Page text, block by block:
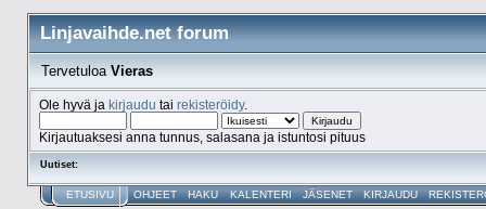
Linjavaihde.net forum
TervetuloaVieras
Ole hyvä ja kirjaudu tai rekisteröidy.
Kirjautuaksesi anna tunnus, salasana ja istuntosi pituus
Uutiset:
ETUSIVU OHJEET HAKU KALENTERI JÄSENET KIRJAUDU